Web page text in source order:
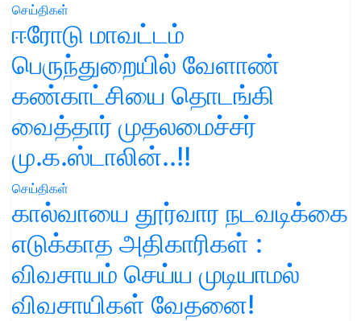
செய்திகள்
ஈரோடு மாவட்டம்
பெருந்துறையில் வேளாண்
கண்காட்சியை தொடங்கி
வைத்தார் முதலமைச்சர்
மு.க.ஸ்டாலின்..!!
செய்திகள்
கால்வாயை தூர்வார நடவடிக்கை
எடுக்காத அதிகாரிகள் :
விவசாயம் செய்ய முடியாமல்
விவசாயிகள் வேதனை!